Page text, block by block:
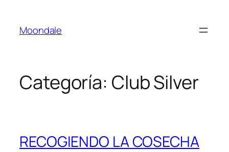
contenido
Moondale
Categoría: Club Silver
RECOGIENDO LA COSECHA